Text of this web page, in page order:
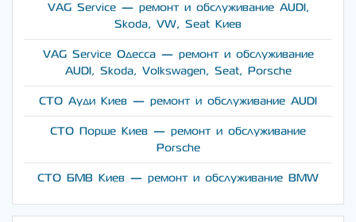
VAG Service — ремонт и обслуживание AUDI,
Skoda, VW, Seat Киев
VAG Service Одесса — ремонт и обслуживание
AUDI, Skoda, Volkswagen, Seat, Porsche
СТО Ауди Киев — ремонт и обслуживание AUDI
СТО Порше Киев — ремонт и обслуживание
Porsche
СТО БМВ Киев — ремонт и обслуживание BMW